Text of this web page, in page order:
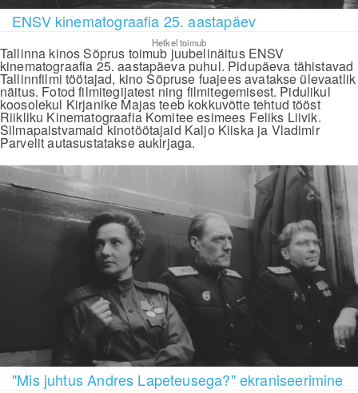
ENSV kinematograafia 25. aastapäev
Hetkel toimub
Tallinna kinos Sõprus toimub juubelinäitus ENSV
kinematograafia 25. aastapäeva puhul. Pidupäeva tähistavad
Tallinnfilmi töötajad, kino Sõpruse fuajees avatakse ülevaatlik
näitus. Fotod filmitegijatest ning filmitegemisest. Pidulikul
koosolekul Kirjanike Majas teeb kokkuvõtte tehtud tööst
Riikliku Kinematograafia Komitee esimees Feliks Liivik.
Silmapaistvamaid kinotöötajaid Kaljo Kiiska ja Vladimir
Parvelit autasustatakse aukirjaga.
"Mis juhtus Andres Lapeteusega?" ekraniseerimine